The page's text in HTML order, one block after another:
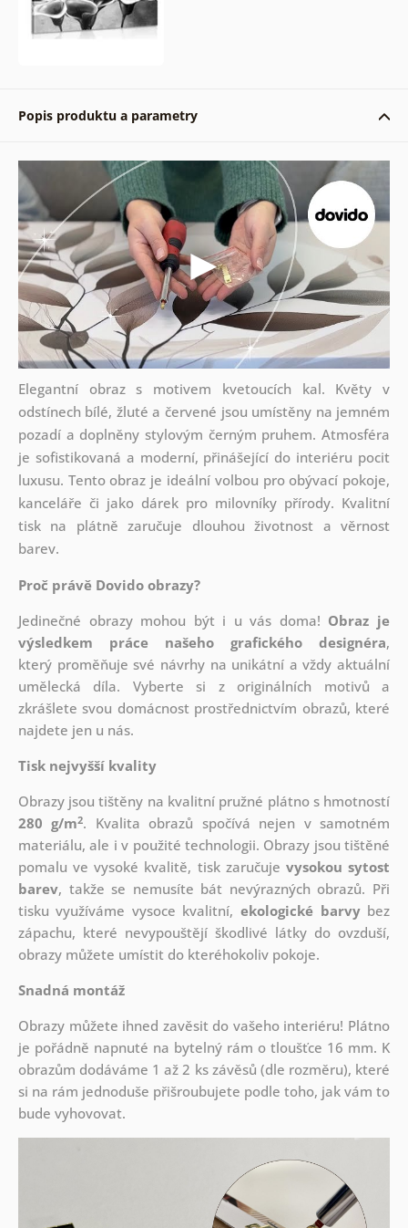
Popis produktu a parametry
Elegantní obraz s motivem kvetoucích kal. Květy v
odstínech bílé, žluté a červené jsou umístěny na jemném
pozadí a doplněny stylovým černým pruhem. Atmosféra
je sofistikovaná a moderní, přinášející do interiéru pocit
luxusu. Tento obraz je ideální volbou pro obývací pokoje,
kanceláře či jako dárek pro milovníky přírody. Kvalitní
tisk na plátně zaručuje dlouhou životnost a věrnost
barev.
Proč právě Dovido obrazy?
Jedinečné obrazy mohou být i u vás doma! Obraz je
výsledkem práce našeho grafického designéra,
který proměňuje své návrhy na unikátní a vždy aktuální
umělecká díla. Vyberte si z originálních motivů a
zkrášlete svou domácnost prostřednictvím obrazů, které
najdete jen u nás.
Tisk nejvyšší kvality
Obrazy jsou tištěny na kvalitní pružné plátno s hmotností
280 g/m2. Kvalita obrazů spočívá nejen v samotném
materiálu, ale i v použité technologii. Obrazy jsou tištěné
pomalu ve vysoké kvalitě, tisk zaručuje vysokou sytost
barev, takže se nemusíte bát nevýrazných obrazů. Při
tisku využíváme vysoce kvalitní,ekologické barvybez
zápachu, které nevypouštějí škodlivé látky do ovzduší,
obrazy můžete umístit do kteréhokoliv pokoje.
Snadná montáž
Obrazy můžete ihned zavěsit do vašeho interiéru! Plátno
je pořádně napnuté na bytelný rám o tloušťce 16 mm. K
obrazům dodáváme 1 až 2 ks závěsů (dle rozměru), které
si na rám jednoduše přišroubujete podle toho, jak vám to
bude vyhovovat.